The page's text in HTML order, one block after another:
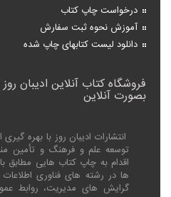
درخواست چاپ کتاب
آموزش نحوه ثبت سفارش
دانلود لیست کتابهای چاپ شده
فروشگاه کتاب آنلاین ادیبان
بصورت آنلاین
انتشارات ادیبان روز با بهره
توسعه علم و فرهنگ و تأمین
اقدام به چاپ کتاب هایی مطابق
ها در رشته های فناوری اطلاعات (
گرایش های مدیریت، روابط